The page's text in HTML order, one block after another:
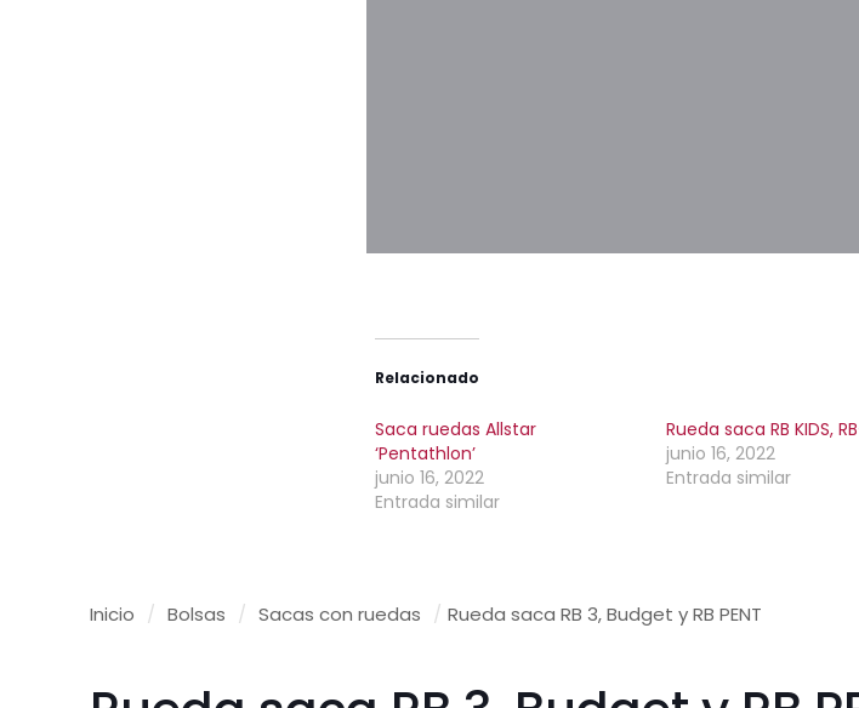
Relacionado
Saca ruedas Allstar
‘Pentathlon’
junio 16, 2022
Entrada similar
Rueda saca RB KIDS,
junio 16, 2022
Entrada similar
Inicio / Bolsas / Sacas con ruedas / Rueda saca RB 3, Budget y RB PENT